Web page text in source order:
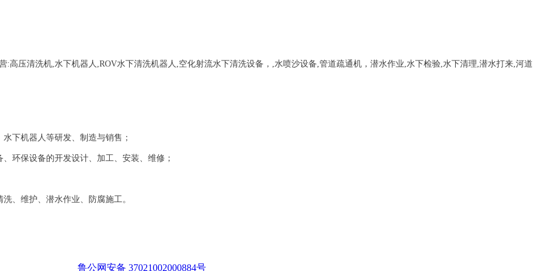
:高压清洗机,水下机器人,ROV水下清洗机器人,空化射流水下清洗设备， ,水喷沙设备,管道疏通机 ， 潜水作业,水下检验,水下清理,潜水打来,河道
下机器人等研发、制造与销售；
环保设备的开发设计、加工、安装、维修；
、维护、潜水作业、防腐施工。
鲁公网安备 37021002000884号